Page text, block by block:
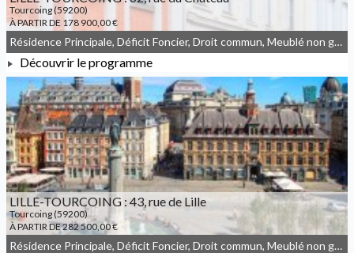
Tourcoing (59200)
À PARTIR DE 178 900,00 €
À PARTIR DE 178 900,00 €
Résidence Principale, Déficit Foncier, Droit commun, Meublé non géré
Découvrir le programme
LILLE-TOURCOING : 43, rue de Lille
Tourcoing (59200)
À PARTIR DE 282 500,00 €
Résidence Principale, Déficit Foncier, Droit commun, Meublé non géré